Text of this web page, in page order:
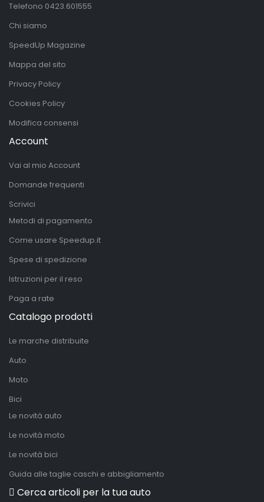
Telefono 0423.601555
Chi siamo
SpeedUp Magazine
Mappa del sito
Privacy Policy
Cookies Policy
Modifica consensi
Account
Vai al mio Account
Domande frequenti
Scrivici
Metodi di pagamento
Come usare Speedup.it
Spese di spedizione
Istruzioni per il reso
Paga a rate
Catalogo prodotti
Le marche distribuite
Auto
Moto
Bici
Le novità auto
Le novità moto
Le novità bici
Guida alle taglie caschi e abbigliamento
Cerca articoli per la tua auto